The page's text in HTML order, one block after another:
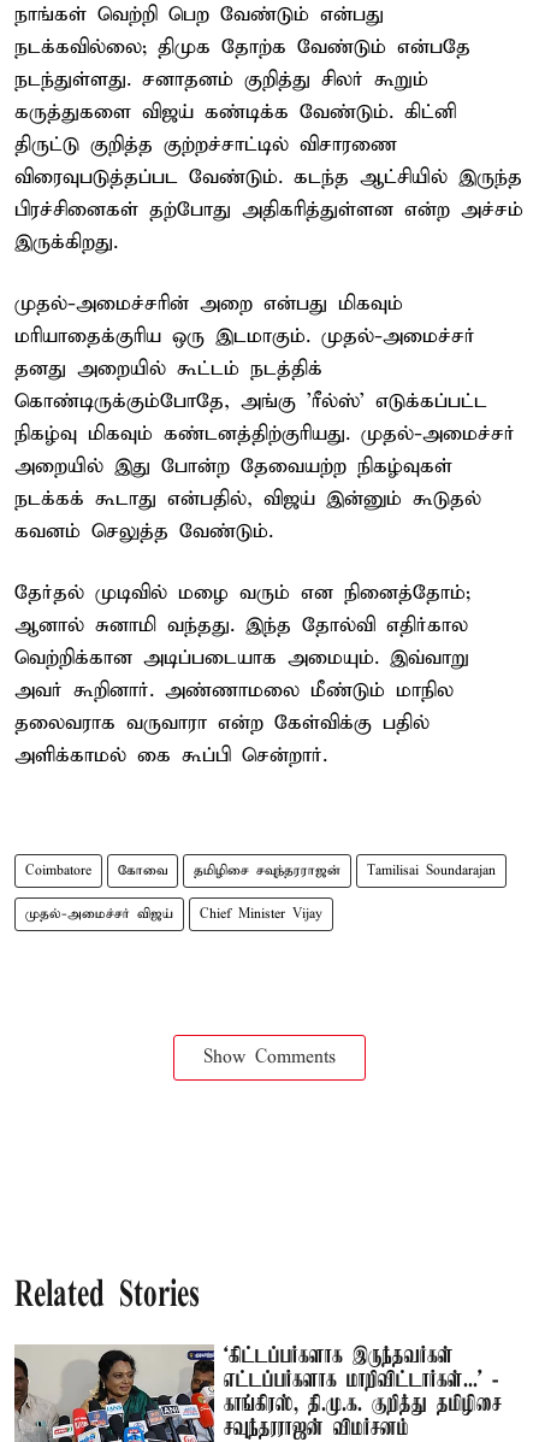
நாங்கள் வெற்றி பெற வேண்டும் என்பது
நடக்கவில்லை; திமுக தோற்க வேண்டும் என்பதே
நடந்துள்ளது. சனாதனம் குறித்து சிலர் கூறும்
கருத்துகளை விஜய் கண்டிக்க வேண்டும். கிட்னி
திருட்டு குறித்த குற்றச்சாட்டில் விசாரணை
விரைவுபடுத்தப்பட வேண்டும். கடந்த ஆட்சியில் இருந்த
பிரச்சினைகள் தற்போது அதிகரித்துள்ளன என்ற அச்சம்
இருக்கிறது.
முதல்-அமைச்சரின் அறை என்பது மிகவும்
மரியாதைக்குரிய ஒரு இடமாகும். முதல்-அமைச்சர்
தனது அறையில் கூட்டம் நடத்திக்
கொண்டிருக்கும்போதே, அங்கு 'ரீல்ஸ்' எடுக்கப்பட்ட
நிகழ்வு மிகவும் கண்டனத்திற்குரியது. முதல்-அமைச்சர்
அறையில் இது போன்ற தேவையற்ற நிகழ்வுகள்
நடக்கக் கூடாது என்பதில், விஜய் இன்னும் கூடுதல்
கவனம் செலுத்த வேண்டும்.
தேர்தல் முடிவில் மழை வரும் என நினைத்தோம்;
ஆனால் சுனாமி வந்தது. இந்த தோல்வி எதிர்கால
வெற்றிக்கான அடிப்படையாக அமையும். இவ்வாறு
அவர் கூறினார். அண்ணாமலை மீண்டும் மாநில
தலைவராக வருவாரா என்ற கேள்விக்கு பதில்
அளிக்காமல் கை கூப்பி சென்றார்.
Coimbatore கோவை தமிழிசை சவுந்தரராஜன் Tamilisai Soundarajan
முதல்-அமைச்சர் விஜய் Chief Minister Vijay
Show Comments
Related Stories
‘கிட்டப்பர்களாக இருந்தவர்கள்
எட்டப்பர்களாக மாறிவிட்டார்கள்...’ -
காங்கிரஸ், தி.மு.க. குறித்து தமிழிசை
சவுந்தரராஜன் விமர்சனம்